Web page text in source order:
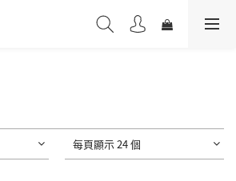
每頁顯示 24 個